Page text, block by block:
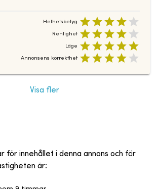
Helhetsbetyg
Renlighet
Läge
Annonsens korrekthet
Visa fler
för innehållet i denna annons och för
är: